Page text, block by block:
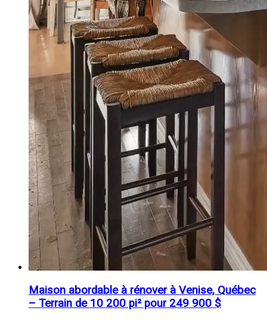
Maison abordable à rénover à Venise, Québec
– Terrain de 10 200 pi² pour 249 900 $